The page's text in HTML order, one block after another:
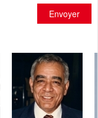
Envoyer